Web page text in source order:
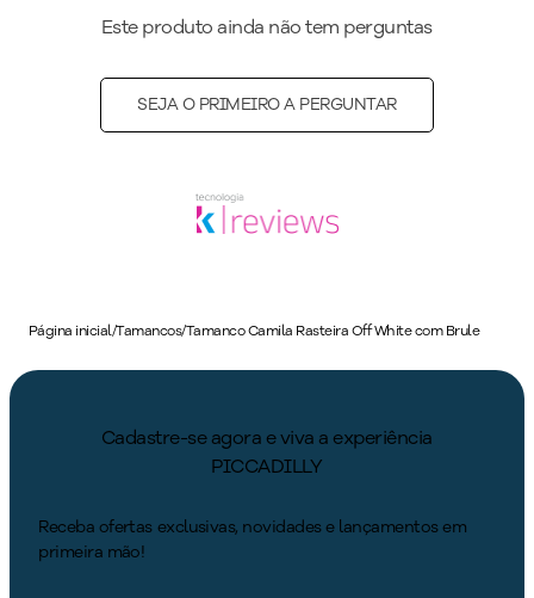
Este produto ainda não tem perguntas
SEJA O PRIMEIRO A PERGUNTAR
Página inicial/Tamancos/Tamanco Camila Rasteira Off White com Brule
Cadastre-se agora e viva a experiência
PICCADILLY
Receba ofertas exclusivas, novidades e lançamentos em
primeira mão!